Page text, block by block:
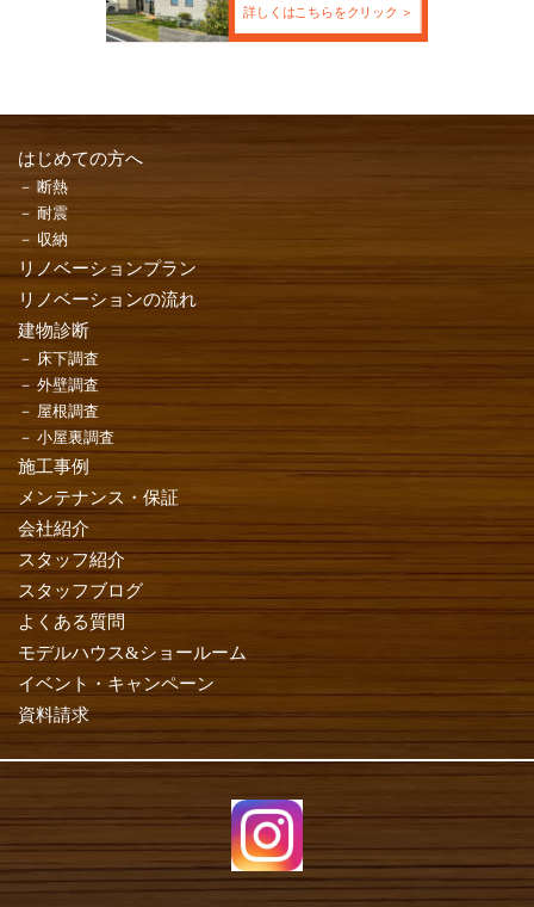
詳しくはこちらをクリック
はじめての方へ
断熱
耐震
収納
リノベーションプラン
リノベーションの流れ
建物診断
床下調査
外壁調査
屋根調査
小屋裏調査
施工事例
メンテナンス・保証
会社紹介
スタッフ紹介
スタッフブログ
よくある質問
モデルハウス&ショールーム
イベント・キャンペーン
資料請求